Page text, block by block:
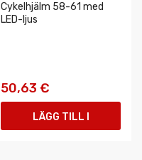
Cykelhjälm 58-61 med
LED-ljus
50,63 €
LÄGG TILL I